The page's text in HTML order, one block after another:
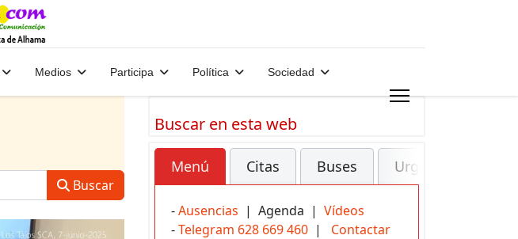
Medios Participa Política Sociedad
Buscar
Buscar en esta web
Menú Citas Buses Urgencias
-Ausencias | Agenda | Vídeos
-Telegram 628 669 460 | Contactar